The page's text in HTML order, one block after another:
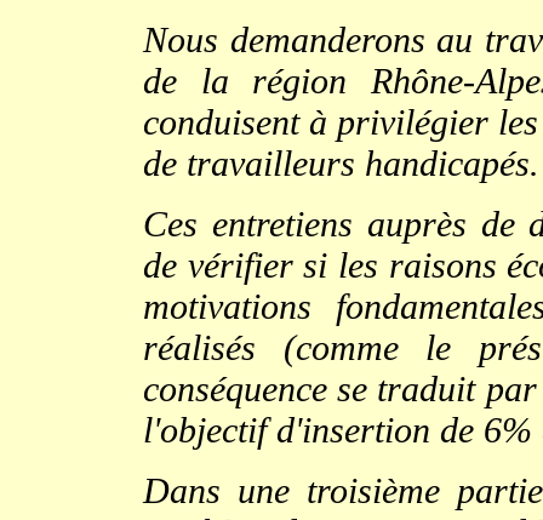
Nous demanderons au
de la région Rhône-
conduisent à privilégier
de travailleurs handicapés.
Ces entretiens auprès de
de vérifier si les raisons
motivations
réalisés (comme le
conséquence se traduit
l'objectif d'insertion de
Dans une troisième